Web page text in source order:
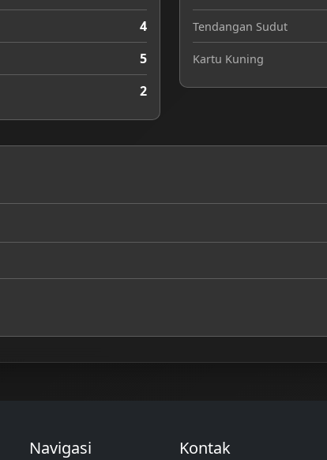
4
5
2
Tendangan Sudut
Kartu Kuning
Navigasi Kontak